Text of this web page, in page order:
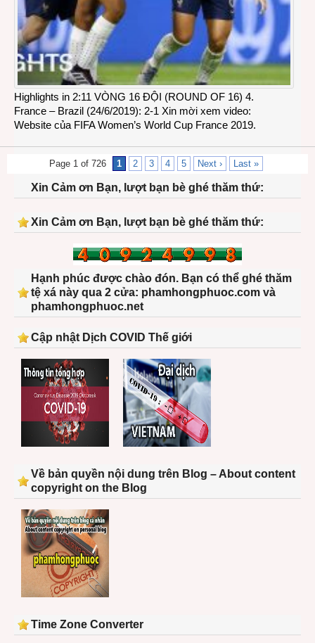
Highlights in 2:11 VÒNG 16 ĐỘI (ROUND OF 16) 4.
France – Brazil (24/6/2019): 2-1 Xin mời xem video:
Website của FIFA Women’s World Cup France 2019.
Page 1 of 726 1 2 3 4 5 Next › Last »
Xin Cảm ơn Bạn, lượt bạn bè ghé thăm thứ:
Xin Cảm ơn Bạn, lượt bạn bè ghé thăm thứ:
Hạnh phúc được chào đón. Bạn có thể ghé thăm
tệ xá này qua 2 cửa: phamhongphuoc.com và
phamhongphuoc.net
Cập nhật Dịch COVID Thế giới
Về bản quyền nội dung trên Blog – About content
copyright on the Blog
Time Zone Converter